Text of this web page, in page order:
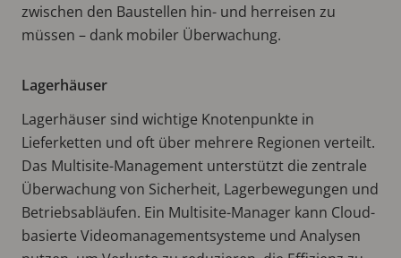
zwischen den Baustellen hin- und herreisen zu
müssen – dank mobiler Überwachung.
Lagerhäuser
Lagerhäuser sind wichtige Knotenpunkte in
Lieferketten und oft über mehrere Regionen verteilt.
Das Multisite-Management unterstützt die zentrale
Überwachung von Sicherheit, Lagerbewegungen und
Betriebsabläufen. Ein Multisite-Manager kann Cloud-
basierte Videomanagementsysteme und Analysen